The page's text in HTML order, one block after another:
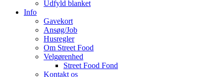
Udfyld blanket
Info
Gavekort
Ansøg/Job
Husregler
Om Street Food
Velgørenhed
Street Food Fond
Kontakt os